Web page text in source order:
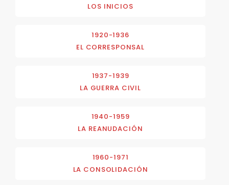
LOS INICIOS
1920-1936
EL CORRESPONSAL
1937-1939
LA GUERRA CIVIL
1940-1959
LA REANUDACIÓN
1960-1971
LA CONSOLIDACIÓN